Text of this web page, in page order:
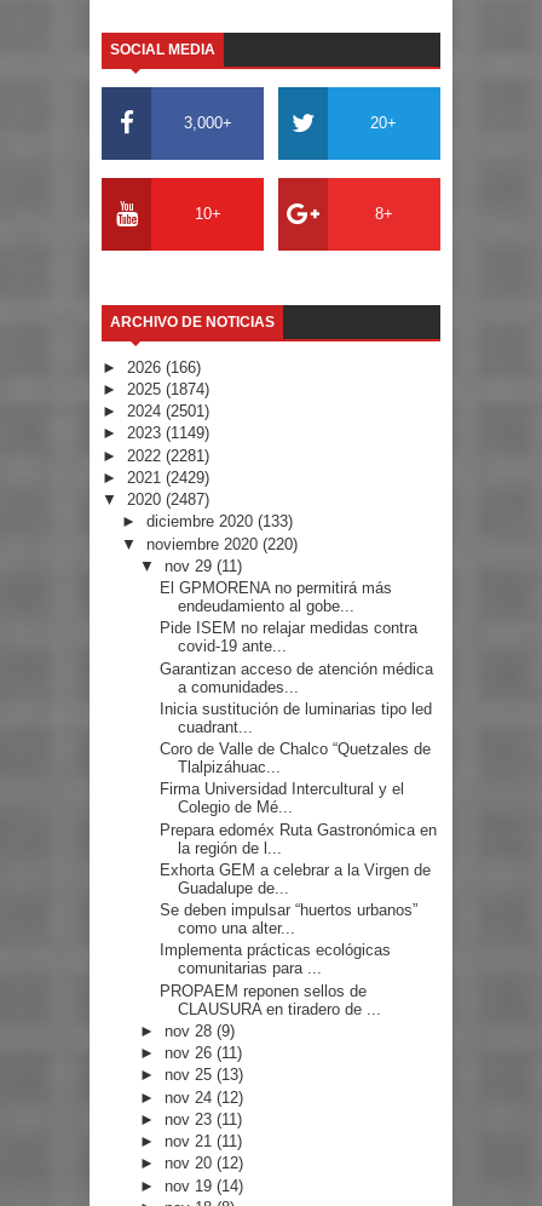
SOCIAL MEDIA
3,000+ 20+
10+ 8+
ARCHIVO DE NOTICIAS
► 2026 (166)
► 2025 (1874)
► 2024 (2501)
► 2023 (1149)
► 2022 (2281)
► 2021 (2429)
▼ 2020 (2487)
► diciembre 2020 (133)
▼ noviembre 2020 (220)
▼ nov 29(11)
El GPMORENA no permitirá más
endeudamiento al gobe...
Pide ISEM no relajar medidas contra
covid-19 ante...
Garantizan acceso de atención médica
a comunidades...
Inicia sustitución de luminarias tipo led
cuadrant...
Coro de Valle de Chalco “Quetzales de
Tlalpizáhuac...
Firma Universidad Intercultural y el
Colegio de Mé...
Prepara edoméx Ruta Gastronómica en
la región de l...
Exhorta GEM a celebrar a la Virgen de
Guadalupe de...
Se deben impulsar “huertos urbanos”
como una alter...
Implementa prácticas ecológicas
comunitarias para ...
PROPAEM reponen sellos de
CLAUSURA en tiradero de ...
► nov 28(9)
► nov 26(11)
► nov 25(13)
► nov 24(12)
► nov 23(11)
► nov 21(11)
► nov 20(12)
► nov 19(14)